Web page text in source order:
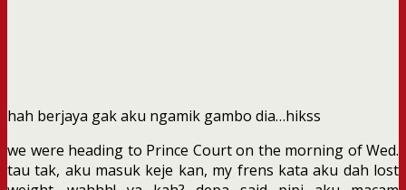
hah berjaya gak aku ngamik gambo dia…hikss
we were heading to Prince Court on the morning of Wed.
tau tak, aku masuk keje kan, my frens kata aku dah lost